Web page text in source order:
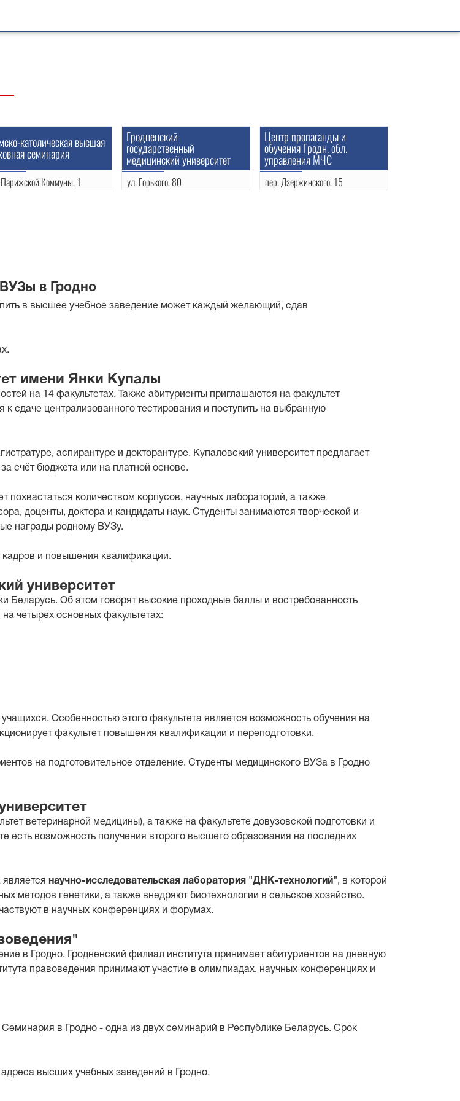
католическая высшая
семинария
Коммуны, 1
Гродненский
государственный
медицинский университет
ул. Горького, 80
Центр пропаганды и
обучения Гродн. обл.
управления МЧС
пер. Дзержинского, 15
ВУЗы в Гродно
в высшее учебное заведение может каждый желающий, сдав
имени Янки Купалы
на 14 факультетах. Также абитуриенты приглашаются на факультет
к сдаче централизованного тестирования и поступить на выбранную
аспирантуре и докторантуре. Купаловский университет предлагает
счёт бюджета или на платной основе.
похвастаться количеством корпусов, научных лабораторий, а также
доценты, доктора и кандидаты наук. Студенты занимаются творческой и
награды родному ВУЗу.
кадров и повышения квалификации.
университет
Беларусь. Об этом говорят высокие проходные баллы и востребованность
четырех основных факультетах:
Особенностью этого факультета является возможность обучения на
факультет повышения квалификации и переподготовки.
на подготовительное отделение. Студенты медицинского ВУЗа в Гродно
ветеринарной медицины), а также на факультете довузовской подготовки и
есть возможность получения второго высшего образования на последних
является научно-исследовательская лаборатория "ДНК-технологий", в которой
методов генетики, а также внедряют биотехнологии в сельское хозяйство.
в научных конференциях и форумах.
в Гродно. Гродненский филиал института принимает абитуриентов на дневную
правоведения принимают участие в олимпиадах, научных конференциях и
в Гродно - одна из двух семинарий в Республике Беларусь. Срок
высших учебных заведений в Гродно.